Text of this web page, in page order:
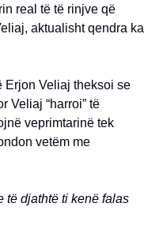
real të të rinjve që
aktualisht qendra ka
Erjon Veliaj theksoi se
Veliaj “harroi” të
veprimtarinë tek
vetëm me
të djathtë ti kenë falas